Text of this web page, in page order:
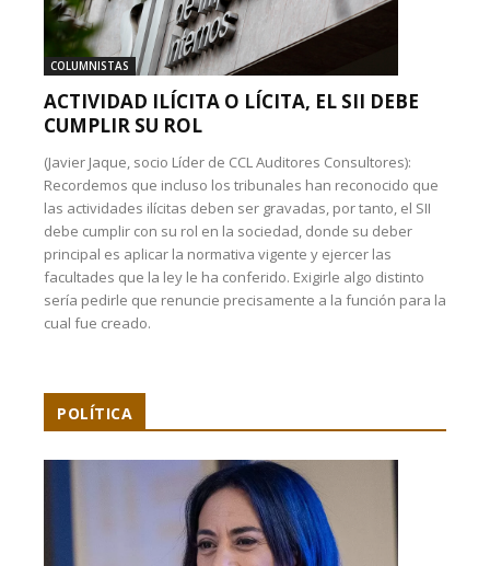
COLUMNISTAS
ACTIVIDAD ILÍCITA O LÍCITA, EL SII DEBE
CUMPLIR SU ROL
(Javier Jaque, socio Líder de CCL Auditores Consultores):
Recordemos que incluso los tribunales han reconocido que
las actividades ilícitas deben ser gravadas, por tanto, el SII
debe cumplir con su rol en la sociedad, donde su deber
principal es aplicar la normativa vigente y ejercer las
facultades que la ley le ha conferido. Exigirle algo distinto
sería pedirle que renuncie precisamente a la función para la
cual fue creado.
POLÍTICA